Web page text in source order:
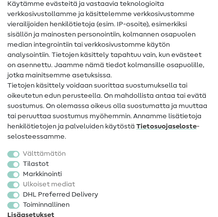
Ompelusanasto
Ompeluohjeet
Apua ja yhteystiedot
Yhteystiedot
Tietoa omistajanvaihdoksesta
Peruutusoikeus
Suosittu
Kankaat
Ompelutarvikkeet
Ale
Käytämme evästeitä ja vastaavia teknologioita
verkkosivustollamme ja käsittelemme verkkosivustomme
vierailijoiden henkilötietoja (esim. IP-osoite), esimerkiksi
sisällön ja mainosten personointiin, kolmannen osapuolen
median integrointiin tai verkkosivustomme käytön
analysointiin. Tietojen käsittely tapahtuu vain, kun evästeet
on asennettu. Jaamme nämä tiedot kolmansille osapuolille,
jotka mainitsemme asetuksissa.
Tietojen käsittely voidaan suorittaa suostumuksella tai
oikeutetun edun perusteella. On mahdollista antaa tai evätä
suostumus. On olemassa oikeus olla suostumatta ja muuttaa
tai peruuttaa suostumus myöhemmin. Annamme lisätietoja
henkilötietojen ja palveluiden käytöstä Tietosuojaseloste-
selosteessamme.
Välttämätön
Tilastot
Markkinointi
Ulkoiset mediat
DHL Preferred Delivery
Toiminnallinen
Lisäasetukset